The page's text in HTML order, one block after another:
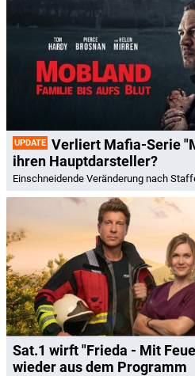
UPDATE Verliert Mafia-Serie
ihren Hauptdarsteller?
Einschneidende Veränderung nach
Sat.1 wirft "Frieda - Mit
wieder aus dem Programm